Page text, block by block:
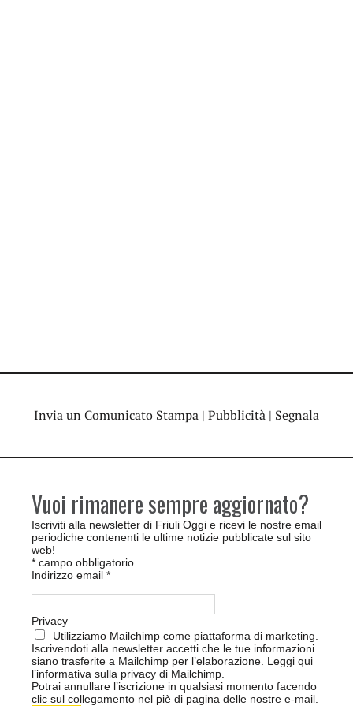
Invia un Comunicato Stampa | Pubblicità | Segnala
Vuoi rimanere sempre aggiornato?
Iscriviti alla newsletter di Friuli Oggi e ricevi le nostre email
periodiche contenenti le ultime notizie pubblicate sul sito
web!
* campo obbligatorio
Indirizzo email *
Privacy
Utilizziamo Mailchimp come piattaforma di marketing.
Iscrivendoti alla newsletter accetti che le tue informazioni
siano trasferite a Mailchimp per l’elaborazione. Leggi qui
l’informativa sulla privacy di Mailchimp
Potrai annullare l’iscrizione in qualsiasi momento facendo
clic sul collegamento nel piè di pagina delle nostre e-mail.